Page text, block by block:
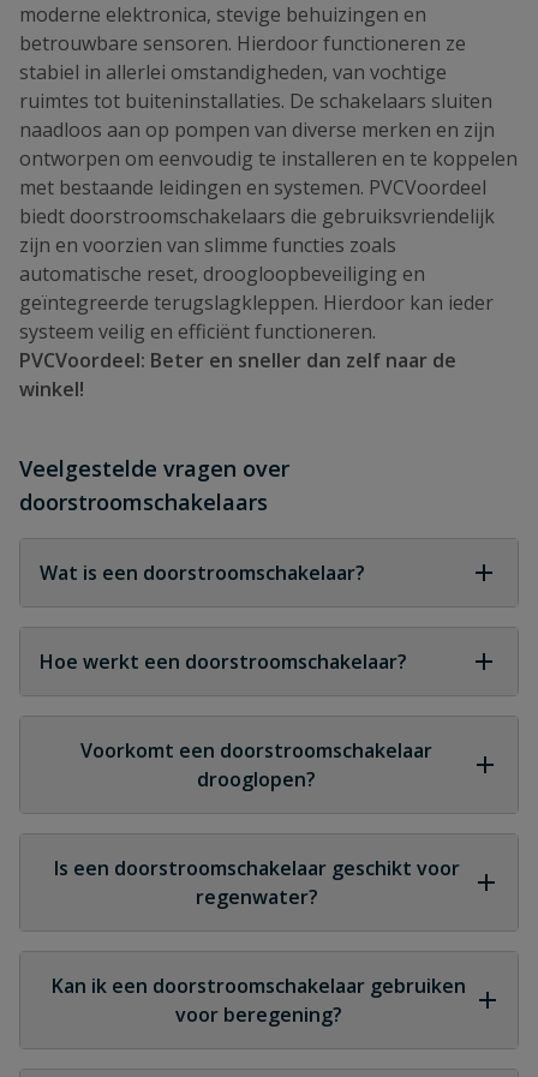
moderne elektronica, stevige behuizingen en
betrouwbare sensoren. Hierdoor functioneren ze
stabiel in allerlei omstandigheden, van vochtige
ruimtes tot buiteninstallaties. De schakelaars sluiten
naadloos aan op pompen van diverse merken en zijn
ontworpen om eenvoudig te installeren en te koppelen
met bestaande leidingen en systemen. PVCVoordeel
biedt doorstroomschakelaars die gebruiksvriendelijk
zijn en voorzien van slimme functies zoals
automatische reset, droogloopbeveiliging en
geïntegreerde terugslagkleppen. Hierdoor kan ieder
systeem veilig en efficiënt functioneren.
PVCVoordeel: Beter en sneller dan zelf naar de
winkel!
Veelgestelde vragen over
doorstroomschakelaars
Wat is een doorstroomschakelaar?
Een doorstroomschakelaar is een apparaat dat
een pomp automatisch aan- en uitschakelt op
Hoe werkt een doorstroomschakelaar?
Wanneer water begint te stromen, start de
schakelaar de pomp. Wanneer de doorstroming
stopt, schakelt de pomp automatisch uit.
Voorkomt een doorstroomschakelaar
drooglopen?
Veel modellen hebben ingebouwde
droogloopbeveiliging zodat de pomp stopt
wanneer er geen water beschikbaar is.
Is een doorstroomschakelaar geschikt voor
regenwater?
Ja, ze zijn ideaal voor regenwatersystemen in huis
en in de tuin.
Kan ik een doorstroomschakelaar gebruiken
voor beregening?
Ja, ze zijn perfect om sproeiers en druppelslangen